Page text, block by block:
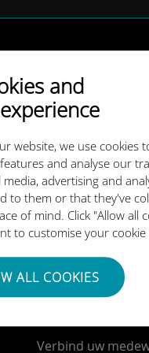
and
website, we use cookies
and analyse our
advertising and
to them or that they've
of mind. Click "Allow all
to customise your
ALL COOKIES
app
Verbind uw